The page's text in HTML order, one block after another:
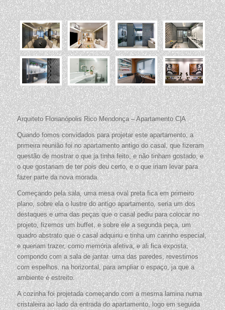
Arquiteto Florianópolis Rico Mendonça – Apartamento C|A
Quando fomos convidados para projetar este apartamento, a
primeira reunião foi no apartamento antigo do casal, que fizeram
questão de mostrar o que ja tinha feito, e não tinham gostado, e
o que gostariam de ter pois deu certo, e o que iriam levar para
fazer parte da nova morada.
Começando pela sala, uma mesa oval preta fica em primeiro
plano, sobre ela o lustre do antigo apartamento, seria um dos
destaques e uma das peças que o casal pediu para colocar no
projeto, fizemos um buffet, e sobre ele a segunda peça, um
quadro abstrato que o casal adquiriu e tinha um carinho especial,
e queriam trazer, como memória afetiva, e ali fica exposta,
compondo com a sala de jantar. uma das paredes, revestimos
com espelhos, na horizontal, para ampliar o espaço, ja que a
ambiente é estreito.
A cozinha foi projetada começando com a mesma lamina numa
cristaleira ao lado da entrada do apartamento, logo em seguida